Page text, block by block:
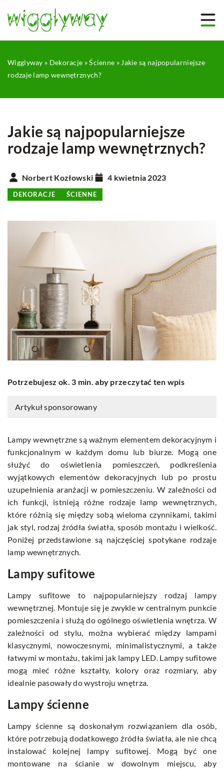
Wigglyway » Dekoracje »Ścienne » Jakie są najpopularniejsze
rodzaje lamp wewnętrznych?
Jakie są najpopularniejsze
rodzaje lamp wewnętrznych?
Norbert Kozłowski 4 kwietnia 2023
DEKORACJE ŚCIENNE
Potrzebujesz ok. 3 min. aby przeczytać ten wpis
Artykuł sponsorowany
Lampy wewnętrzne są ważnym elementem dekoracyjnym i
funkcjonalnym w każdym domu lub biurze. Mogą one
służyć do oświetlenia pomieszczeń, podkreślenia
wyjątkowych elementów dekoracyjnych lub po prostu
uzupełnienia aranżacji w pomieszczeniu. W zależności od
ich funkcji, istnieją różne rodzaje lamp wewnętrznych,
które różnią się między sobą wieloma czynnikami, takimi
jak styl, rodzaj źródła światła, sposób montażu i wielkość.
Poniżej przedstawione są najczęściej spotykane rodzaje
lamp wewnętrznych.
Lampy sufitowe
Lampy sufitowe to najpopularniejszy rodzaj lampy
wewnętrznej. Montuje się je zwykle w centralnym punkcie
pomieszczenia i służą do ogólnego oświetlenia wnętrza. W
zależności od stylu, można wybierać między lampami
klasycznymi, nowoczesnymi, minimalistycznymi, a także
łatwymi w montażu, takimi jak lampy LED. Lampy sufitowe
mogą mieć różne kształty, kolory oraz rozmiary, aby
idealnie pasowały do wystroju wnętrza.
Lampy ścienne
Lampy ścienne są doskonałym rozwiązaniem dla osób,
które potrzebują dodatkowego źródła światła, ale nie chcą
instalować kolejnej lampy sufitowej. Mogą być one
montowane na ścianie w dowolnym miejscu, aby